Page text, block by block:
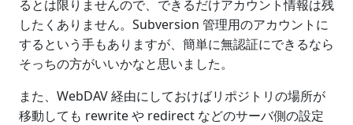
るとは限りませんので、できるだけアカウント情報は残
したくありません。Subversion 管理用のアカウントに
するという手もありますが、簡単に無認証にできるなら
そっちの方がいいかなと思いました。
また、WebDAV 経由にしておけばリポジトリの場所が
移動しても rewrite や redirect などのサーバ側の設定